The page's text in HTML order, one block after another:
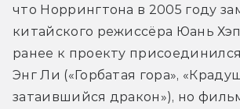
что Норрингтона в 2005 году
китайского режиссёра Юань
ранее к проекту
Энг Ли («Горбатая гора»,
затаившийся дракон»), но